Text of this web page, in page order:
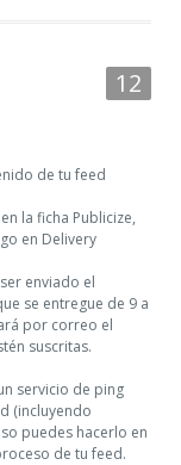
de tu feed
la ficha Publicize,
en Delivery
enviado el
se entregue de 9 a
por correo el
suscritas.
servicio de ping
(incluyendo
puedes hacerlo en
de tu feed.